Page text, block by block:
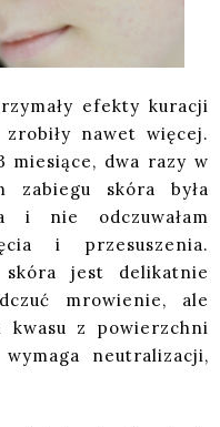
efekty kuracji
nawet więcej.
miesiące, dwa razy w
zabiegu skóra była
i nie odczuwałam
i przesuszenia.
skóra jest delikatnie
mrowienie, ale
z powierzchni
neutralizacji,